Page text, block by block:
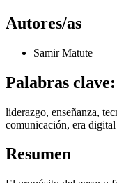
Autores/as
Samir Matute
Palabras clave:
liderazgo, enseñanza,
comunicación, era digital
Resumen